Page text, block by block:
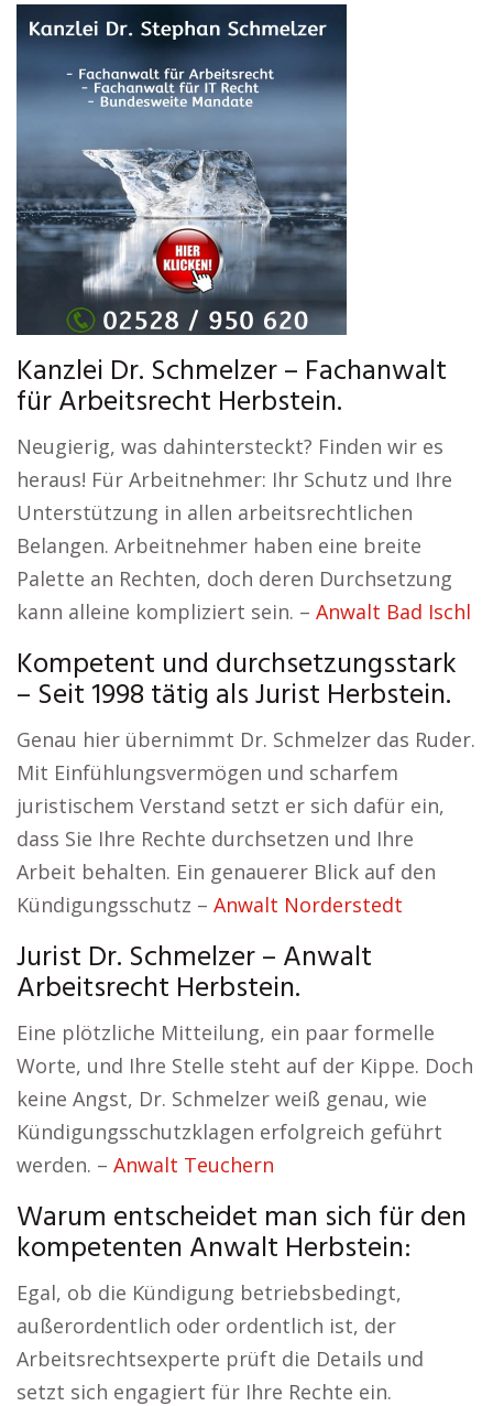
Kanzlei Dr. Schmelzer – Fachanwalt
für Arbeitsrecht Herbstein.
Neugierig, was dahintersteckt? Finden wir es
heraus! Für Arbeitnehmer: Ihr Schutz und Ihre
Unterstützung in allen arbeitsrechtlichen
Belangen. Arbeitnehmer haben eine breite
Palette an Rechten, doch deren Durchsetzung
kann alleine kompliziert sein. – Anwalt Bad Ischl
Kompetent und durchsetzungsstark
– Seit 1998 tätig als Jurist Herbstein.
Genau hier übernimmt Dr. Schmelzer das Ruder.
Mit Einfühlungsvermögen und scharfem
juristischem Verstand setzt er sich dafür ein,
dass Sie Ihre Rechte durchsetzen und Ihre
Arbeit behalten. Ein genauerer Blick auf den
Kündigungsschutz – Anwalt Norderstedt
Jurist Dr. Schmelzer – Anwalt
Arbeitsrecht Herbstein.
Eine plötzliche Mitteilung, ein paar formelle
Worte, und Ihre Stelle steht auf der Kippe. Doch
keine Angst, Dr. Schmelzer weiß genau, wie
Kündigungsschutzklagen erfolgreich geführt
werden. – Anwalt Teuchern
Warum entscheidet man sich für den
kompetenten Anwalt Herbstein:
Egal, ob die Kündigung betriebsbedingt,
außerordentlich oder ordentlich ist, der
Arbeitsrechtsexperte prüft die Details und
setzt sich engagiert für Ihre Rechte ein.